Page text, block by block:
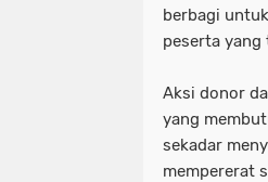
berbagi
peserta yang
Aksi donor
yang
sekadar
mempererat